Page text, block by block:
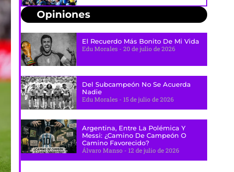
Opiniones
El Recuerdo Más Bonito De Mi Vida
Edu Morales
20 de julio de 2026
Del Subcampeón No Se Acuerda
Nadie
Edu Morales
15 de julio de 2026
Argentina, Entre La Polémica Y
Messi: ¿camino De Campeón O
Camino Favorecido?
Álvaro Manso
12 de julio de 2026